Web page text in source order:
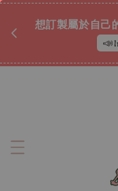
想訂製屬於自己